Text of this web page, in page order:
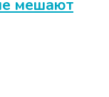
мешают